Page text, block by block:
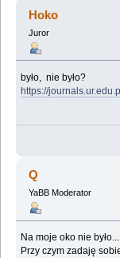
Hoko
Juror
było, nie było?
https://
Q
YaBB Moderator
Na moje oko nie było...
Przy czym zadaję